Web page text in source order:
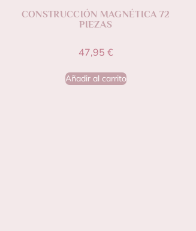
CONSTRUCCIÓN MAGNÉTICA 72
PIEZAS
47,95 €
Añadir al carrito